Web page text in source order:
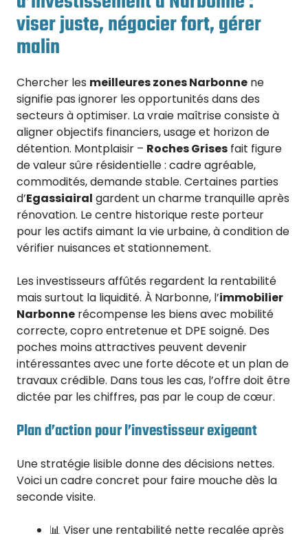
viser juste, négocier fort, gérer
malin
Chercher les meilleures zones Narbonne ne
signifie pas ignorer les opportunités dans des
secteurs à optimiser. La vraie maîtrise consiste à
aligner objectifs financiers, usage et horizon de
détention. Montplaisir – Roches Grises fait figure
de valeur sûre résidentielle : cadre agréable,
commodités, demande stable. Certaines parties
d’Egassiairal gardent un charme tranquille après
rénovation. Le centre historique reste porteur
pour les actifs aimant la vie urbaine, à condition de
vérifier nuisances et stationnement.
Les investisseurs affûtés regardent la rentabilité
mais surtout la liquidité. À Narbonne, l’immobilier
Narbonne récompense les biens avec mobilité
correcte, copro entretenue et DPE soigné. Des
poches moins attractives peuvent devenir
intéressantes avec une forte décote et un plan de
travaux crédible. Dans tous les cas, l’offre doit être
dictée par les chiffres, pas par le coup de cœur.
Plan d’action pour l’investisseur exigeant
Une stratégie lisible donne des décisions nettes.
Voici un cadre concret pour faire mouche dès la
seconde visite.
📊 Viser une rentabilité nette recalée après